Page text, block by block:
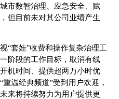
市数智治理、应急安全、赋
但目前未对其公司业绩产生
“套娃”收费和操作复杂治理工
阶段的工作目标，取消有线
机时间、提供超两万小时优
温经典频道”受到用户欢迎，
来将持续努力为用户提供更